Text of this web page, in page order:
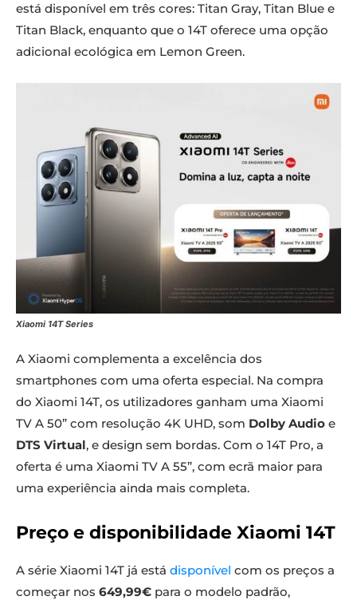
está disponível em três cores: Titan Gray, Titan Blue e
Titan Black, enquanto que o 14T oferece uma opção
adicional ecológica em Lemon Green.
Xiaomi 14T Series
A Xiaomi complementa a excelência dos
smartphones com uma oferta especial. Na compra
do Xiaomi 14T, os utilizadores ganham uma Xiaomi
TV A 50” com resolução 4K UHD, som Dolby Audio e
DTS Virtual, e design sem bordas. Com o 14T Pro, a
oferta é uma Xiaomi TV A 55”, com ecrã maior para
uma experiência ainda mais completa.
Preço e disponibilidade Xiaomi 14T
A série Xiaomi 14T já está disponível com os preços a
começar nos 649,99€ para o modelo padrão,